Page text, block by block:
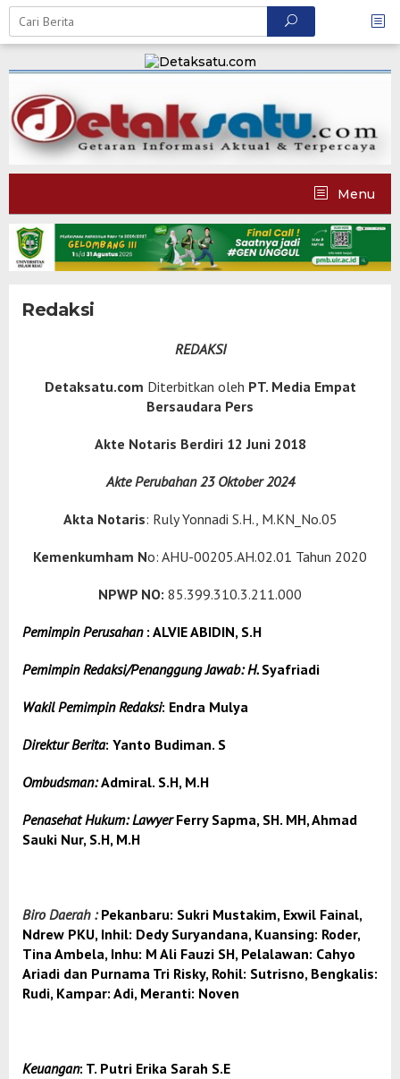
Skip
content
Menu
Redaksi
Admin
REDAKSI
Detaksatu.com Diterbitkan oleh PT. Media Empat
Bersaudara Pers
Akte Notaris Berdiri 12 Juni 2018
Akte Perubahan 23 Oktober 2024
Akta Notaris: Ruly Yonnadi S.H., M.KN_No.05
Kemenkumham No: AHU-00205.AH.02.01 Tahun 2020
NPWP NO: 85.399.310.3.211.000
Pemimpin Perusahan : ALVIE ABIDIN, S.H
Pemimpin Redaksi/Penanggung Jawab: H. Syafriadi
Wakil Pemimpin Redaksi: Endra Mulya
Direktur Berita: Yanto Budiman. S
Ombudsman:Admiral. S.H, M.H
Penasehat Hukum: LawyerFerry Sapma, SH. MH, Ahmad
Sauki Nur, S.H, M.H
Biro Daerah :Pekanbaru: Sukri Mustakim, Exwil Fainal,
Ndrew PKU, Inhil: Dedy Suryandana, Kuansing: Roder,
Tina Ambela, Inhu: M Ali Fauzi SH, Pelalawan: Cahyo
Ariadi dan Purnama Tri Risky, Rohil: Sutrisno, Bengkalis:
Rudi, Kampar: Adi, Meranti: Noven
Keuangan: T. Putri Erika Sarah S.E